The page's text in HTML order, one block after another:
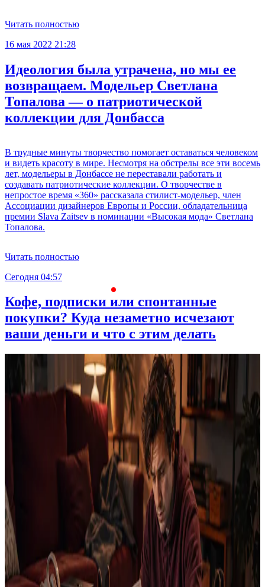
Читать полностью
16 мая 2022 21:28
Идеология была утрачена, но мы ее
возвращаем. Модельер Светлана
Топалова — о патриотической
коллекции для Донбасса
В трудные минуты творчество помогает оставаться человеком
и видеть красоту в мире. Несмотря на обстрелы все эти восемь
лет, модельеры в Донбассе не переставали работать и
создавать патриотические коллекции. О творчестве в
непростое время «360» рассказала стилист-модельер, член
Ассоциации дизайнеров Европы и России, обладательница
премии Slava Zaitsev в номинации «Высокая мода» Светлана
Топалова.
Читать полностью
Сегодня 04:57
Кофе, подписки или спонтанные
покупки? Куда незаметно исчезают
ваши деньги и что с этим делать